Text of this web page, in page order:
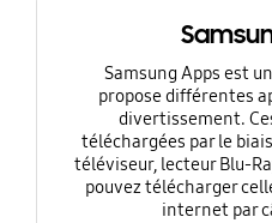
Samsung Apps est
propose différentes
divertissement.
téléchargées par le
téléviseur, lecteur Blu-
pouvez télécharger
internet par